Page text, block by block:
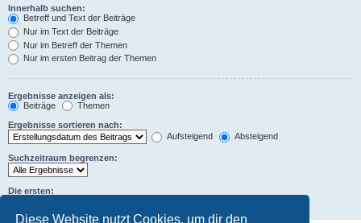
Diese Website nutzt Cookies, um dir den
Innerhalb suchen:
Betreff und Text der Beiträge
Nur im Text der Beiträge
Nur im Betreff der Themen
Nur im ersten Beitrag der Themen
Ergebnisse anzeigen als:
Beiträge
Themen
Ergebnisse sortieren nach:
Aufsteigend
Absteigend
Suchzeitraum begrenzen:
Die ersten: